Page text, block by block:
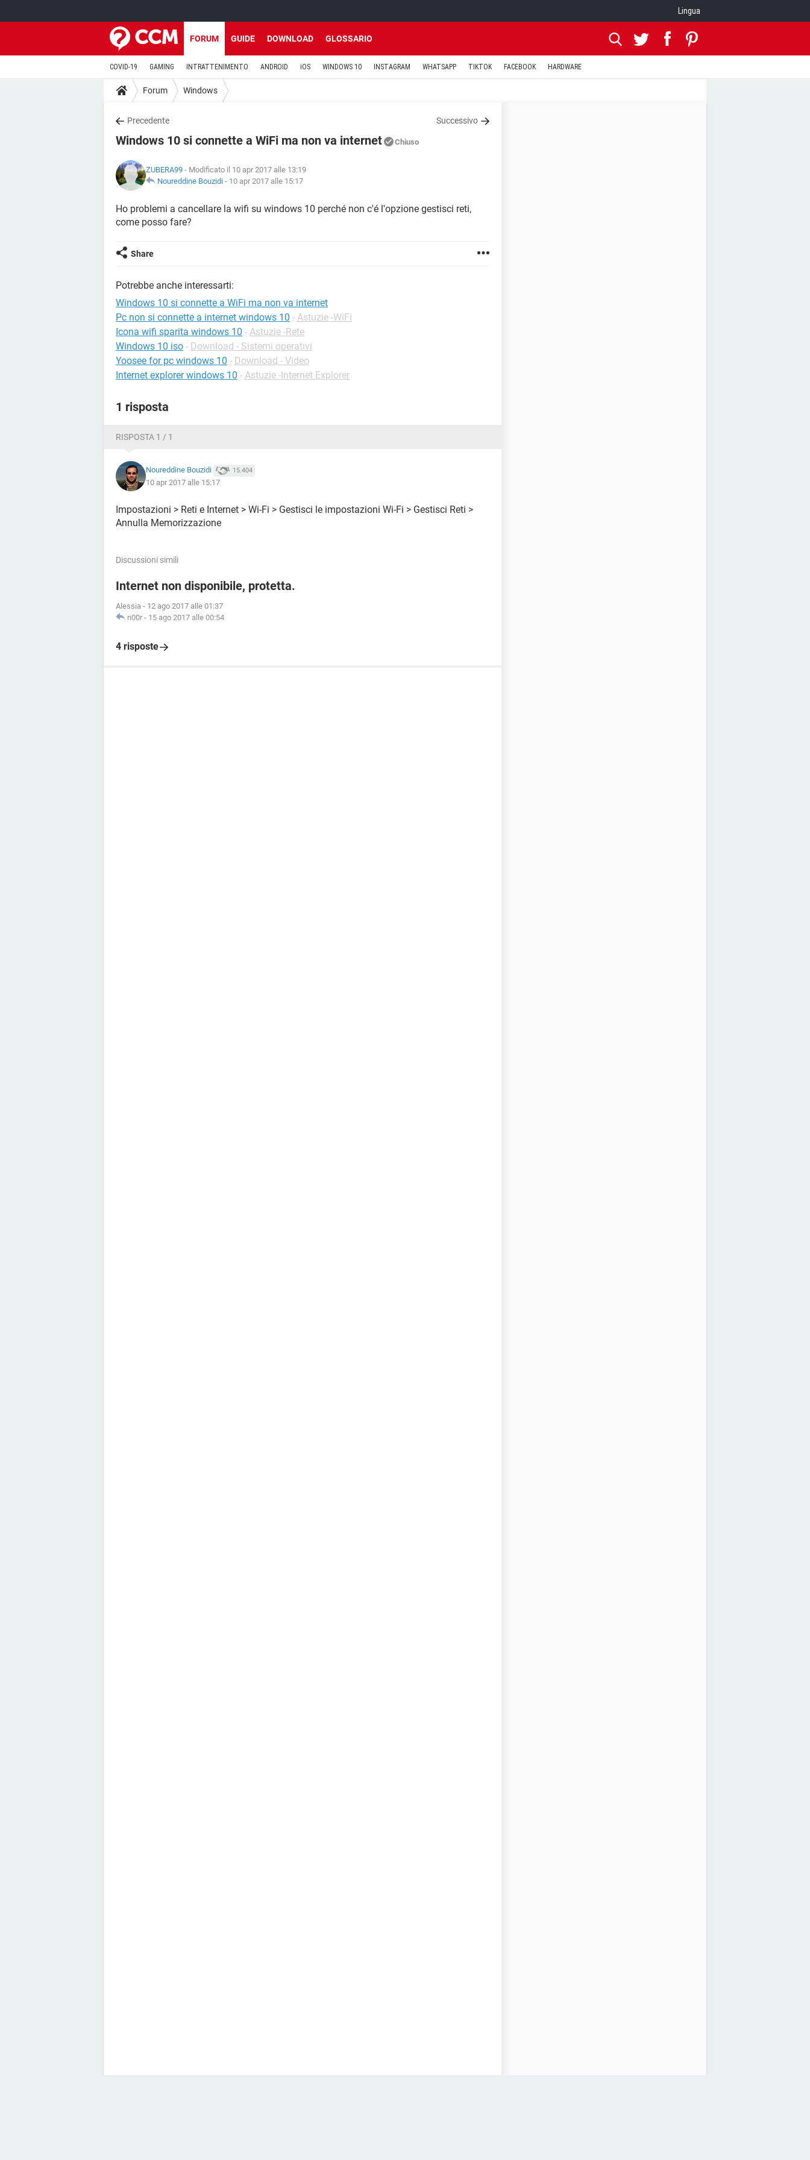
Lingua
FORUM GUIDE DOWNLOAD GLOSSARIO
COVID-19 GAMING INTRATTENIMENTO ANDROID iOS WINDOWS 10 INSTAGRAM WHATSAPP TIKTOK FACEBOOK HARDWARE
Forum Windows
Precedente Successivo
Windows 10 si connette a WiFi ma non va internet Chiuso
ZUBERA99 - Modificato il 10 apr 2017 alle 13:19
Noureddine Bouzidi - 10 apr 2017 alle 15:17
Ho problemi a cancellare la wifi su windows 10 perché non c'é l'opzione gestisci reti,
come posso fare?
Share
Potrebbe anche interessarti:
Windows 10 si connette a WiFi ma non va internet
Pc non si connette a internet windows 10 - Astuzie -WiFi
Icona wifi sparita windows 10 - Astuzie -Rete
Windows 10 iso - Download - Sistemi operativi
Yoosee for pc windows 10 - Download - Video
Internet explorer windows 10 - Astuzie -Internet Explorer
1 risposta
RISPOSTA 1 / 1
Noureddine Bouzidi 15.404
10 apr 2017 alle 15:17
Impostazioni > Reti e Internet > Wi-Fi > Gestisci le impostazioni Wi-Fi > Gestisci Reti >
Annulla Memorizzazione
Discussioni simili
Internet non disponibile, protetta.
Alessia - 12 ago 2017 alle 01:37
n00r - 15 ago 2017 alle 00:54
4 risposte